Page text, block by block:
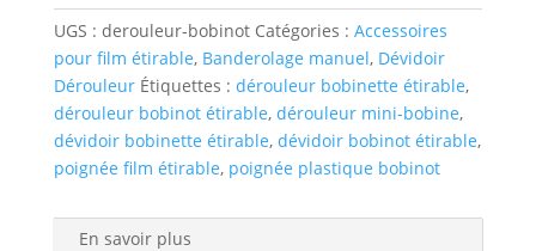
FILM
UGS : derouleur-bobinot Catégories : Accessoires
pour film étirable, Banderolage manuel, Dévidoir
Dérouleur Étiquettes : dérouleur bobinette étirable,
dérouleur bobinot étirable, dérouleur mini-bobine,
dévidoir bobinette étirable, dévidoir bobinot étirable,
poignée film étirable, poignée plastique bobinot
En savoir plus